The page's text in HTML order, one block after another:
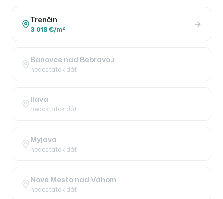
Trenčín
3 018 €/m²
Bánovce nad Bebravou
nedostatok dát
Ilava
nedostatok dát
Myjava
nedostatok dát
Nové Mesto nad Váhom
nedostatok dát